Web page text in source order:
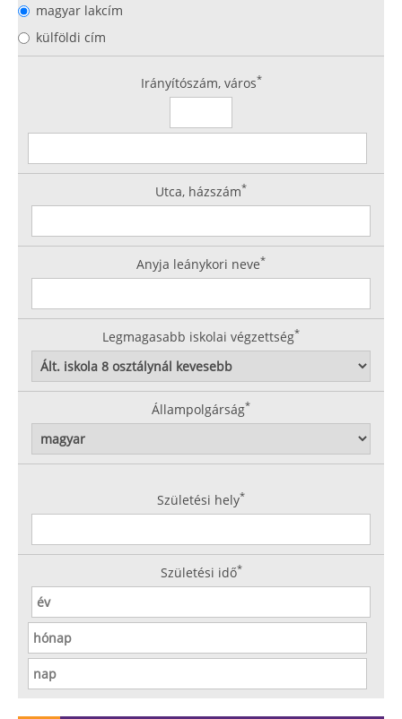
magyar lakcím
külföldi cím
Irányítószám, város*
Utca, házszám*
Anyja leánykori neve*
Legmagasabb iskolai végzettség*
Állampolgárság*
Születési hely*
Születési idő*